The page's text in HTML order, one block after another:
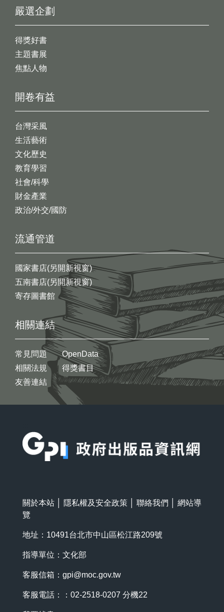
開卷有益
台灣采風
生活藝術
文化歷史
教育學習
社會/科學
財金產業
政治/外交/國防
嚴選企劃
得獎好書
主題書展
焦點人物
流通管道
國家書店(另開新視窗)
五南書店(另開新視窗)
寄存圖書館
相關連結
常見問題
相關法規
友善連結
OpenData
得獎書目
關於本站 隱私權及安全政策 聯絡我們
網站導
覽
地址：10491台北市中山區松江路209號
指導單位：文化部
客服信箱： gpi@moc.gov.tw
客服電話：：02-2518-0207 分機22